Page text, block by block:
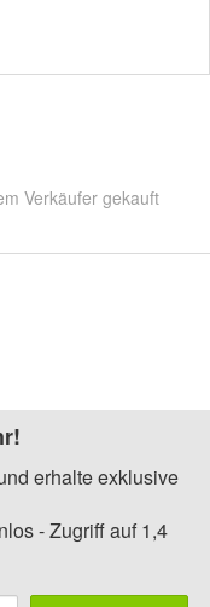
Verkäufer gekauft
erhalte exklusive
- Zugriff auf 1,4